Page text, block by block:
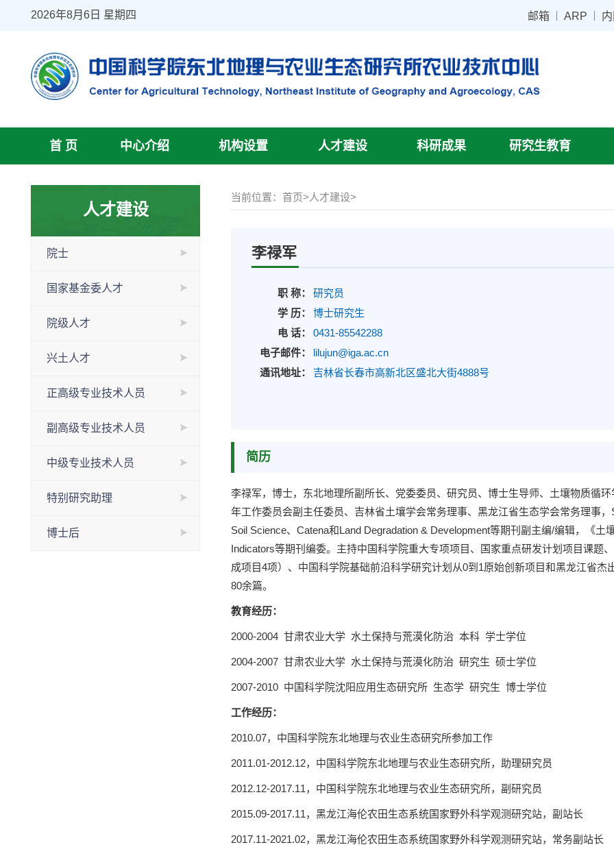
2026年8月6日 星期四 邮箱 ARP
首 页 中心介绍 机构设置 人才建设 科研成果 研究生教育
人才建设
院士
国家基金委人才
院级人才
兴土人才
正高级专业技术人员
副高级专业技术人员
中级专业技术人员
特别研究助理
博士后
当前位置： 首页> 人才建设>
李禄军
职 称：
研究员
学 历：
博士研究生
电 话：
0431-85542288
电子邮件：
lilujun@iga.ac.cn
通讯地址：
吉林省长春市高新北区盛北大街4888号
简历
李禄军，博士，东北地理所副所长、党委委员、研究员、博士生导师、土壤物质循
年工作委员会副主任委员、吉林省土壤学会常务理事、黑龙江省生态学会常务理事
Soil Science、Catena和Land Degradation & Development等期刊副主编/编辑，《
Indicators等期刊编委。主持中国科学院重大专项项目、国家重点研发计划项目课题
成项目4项）、中国科学院基础前沿科学研究计划从0到1原始创新项目和黑龙江省
80余篇。
教育经历：
2000-2004 甘肃农业大学 水土保持与荒漠化防治 本科 学士学位
2004-2007 甘肃农业大学 水土保持与荒漠化防治 研究生 硕士学位
2007-2010 中国科学院沈阳应用生态研究所 生态学 研究生 博士学位
工作经历：
2010.07，中国科学院东北地理与农业生态研究所参加工作
2011.01-2012.12，中国科学院东北地理与农业生态研究所，助理研究员
2012.12-2017.11，中国科学院东北地理与农业生态研究所，副研究员
2015.09-2017.11，黑龙江海伦农田生态系统国家野外科学观测研究站，副站长
2017.11-2021.02，黑龙江海伦农田生态系统国家野外科学观测研究站，常务副站长